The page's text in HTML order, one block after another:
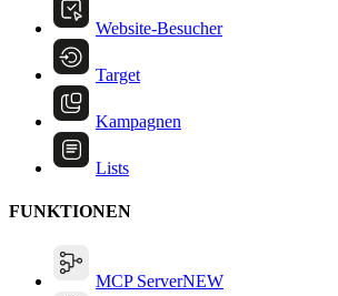
Website-Besucher
Target
Kampagnen
Lists
FUNKTIONEN
MCP ServerNEW